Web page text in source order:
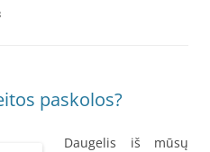
paskolos?
Daugelis iš mūsų